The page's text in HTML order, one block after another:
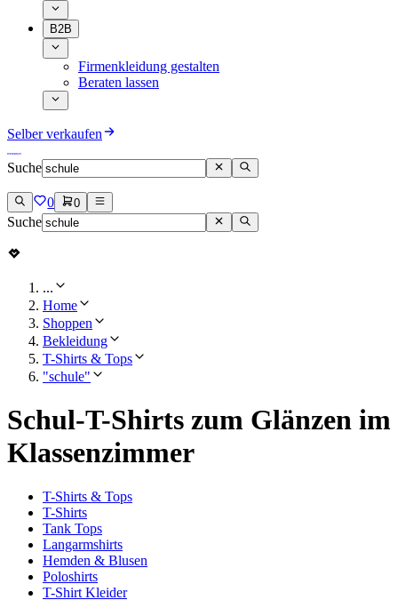
B2B
Firmenkleidung gestalten
Beraten lassen
Selber verkaufen
Suche
0 0
Suche
...
Home
Shoppen
Bekleidung
T-Shirts & Tops
"schule"
Schul-T-Shirts zum Glänzen im
Klassenzimmer
T-Shirts & Tops
T-Shirts
Tank Tops
Langarmshirts
Hemden & Blusen
Poloshirts
T-Shirt Kleider